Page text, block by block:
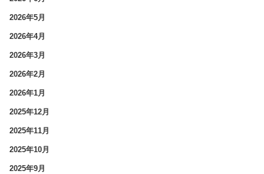
2026年5月
2026年4月
2026年3月
2026年2月
2026年1月
2025年12月
2025年11月
2025年10月
2025年9月